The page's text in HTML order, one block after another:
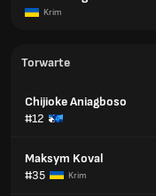
Krim
Torwarte
Chijioke Aniagboso
#12
Maksym Koval
#35
Krim